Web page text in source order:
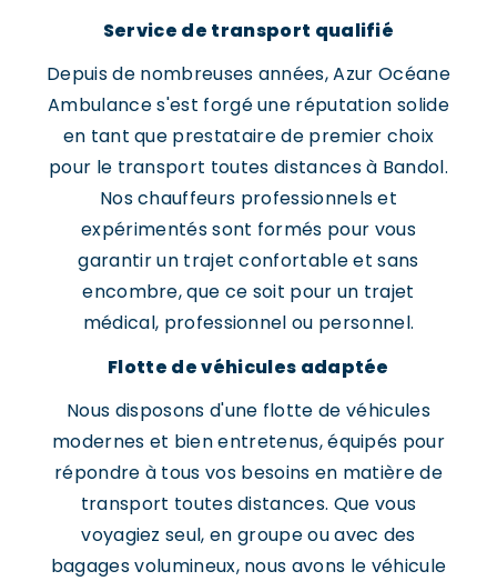
Service de transport qualifié
Depuis de nombreuses années, Azur Océane
Ambulance s'est forgé une réputation solide
en tant que prestataire de premier choix
pour le transport toutes distances à Bandol.
Nos chauffeurs professionnels et
expérimentés sont formés pour vous
garantir un trajet confortable et sans
encombre, que ce soit pour un trajet
médical, professionnel ou personnel.
Flotte de véhicules adaptée
Nous disposons d'une flotte de véhicules
modernes et bien entretenus, équipés pour
répondre à tous vos besoins en matière de
transport toutes distances. Que vous
voyagiez seul, en groupe ou avec des
bagages volumineux, nous avons le véhicule